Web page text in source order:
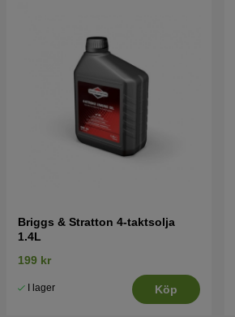
Briggs & Stratton 4-taktsolja
1.4L
199 kr
I lager Köp